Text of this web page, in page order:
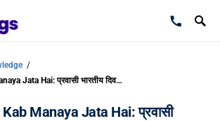
/
Pravasi Divas Kab Manaya Jata Hai: प्रवासी भारतीय दिवस कब मनाया जाता है?
Manaya Jata Hai: प्रवासी